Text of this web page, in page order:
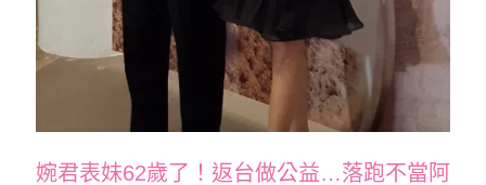
婉君表妹62歲了！返台做公益…落跑不當阿